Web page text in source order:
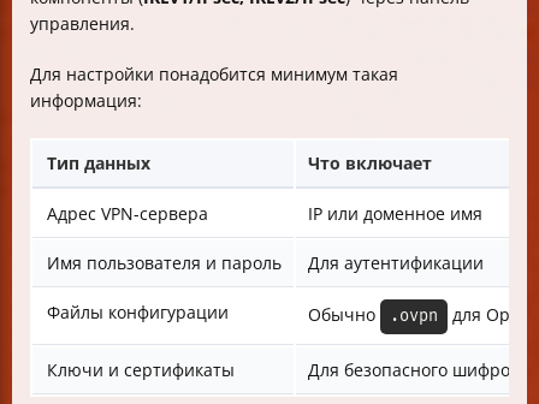
управления.
Для настройки понадобится минимум такая
информация:
Тип данных Что включает
Адрес VPN-сервера IP или доменное имя
Имя пользователя и пароль Для аутентификации
Файлы конфигурации Обычно .ovpn для
Ключи и сертификаты Для безопасного